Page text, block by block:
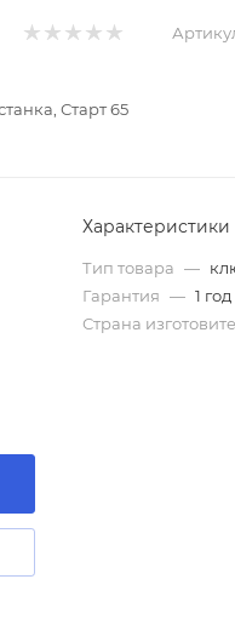
Старт 65
Характеристики
Тип товара —
Гарантия — 1 год
Страна